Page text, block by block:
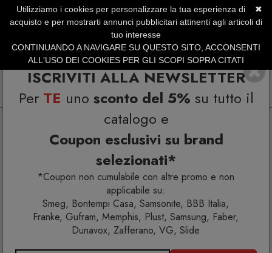
ISCRIVITI ALLA NEWSLETTER
Per TE uno sconto del 5% su tutto il
catalogo e
Coupon esclusivi su brand
selezionati*
*Coupon non cumulabile con altre promo e non
applicabile su:
Smeg, Bontempi Casa, Samsonite, BBB Italia,
Franke, Gufram, Memphis, Plust, Samsung, Faber,
Dunavox, Zafferano, VG, Slide
SERVIZIO CLIENTI +39.0773.470.562
SUMMER SALES | Fino al 31 Agosto
Arredo interno Tavolini
Knoll Breuer Laccio Tavolino rettangolare laminato nero
✖
Utilizziamo i cookies per personalizzare la tua esperienza di
acquisto e per mostrarti annunci pubblicitari attinenti agli articoli di
tuo interesse
CONTINUANDO A NAVIGARE SU QUESTO SITO, ACCONSENTI
ALL'USO DEI COOKIES PER GLI SCOPI SOPRA CITATI